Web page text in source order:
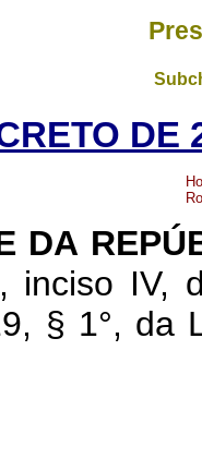
DE
DA
inciso IV,
§ 1°, da